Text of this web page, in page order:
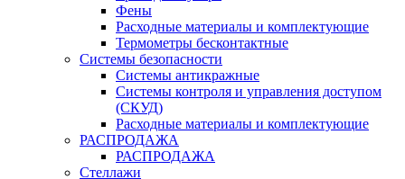
Фены
Расходные материалы и комплектующие
Термометры бесконтактные
Системы безопасности
Системы антикражные
Системы контроля и управления доступом
(СКУД)
Расходные материалы и комплектующие
РАСПРОДАЖА
РАСПРОДАЖА
Стеллажи